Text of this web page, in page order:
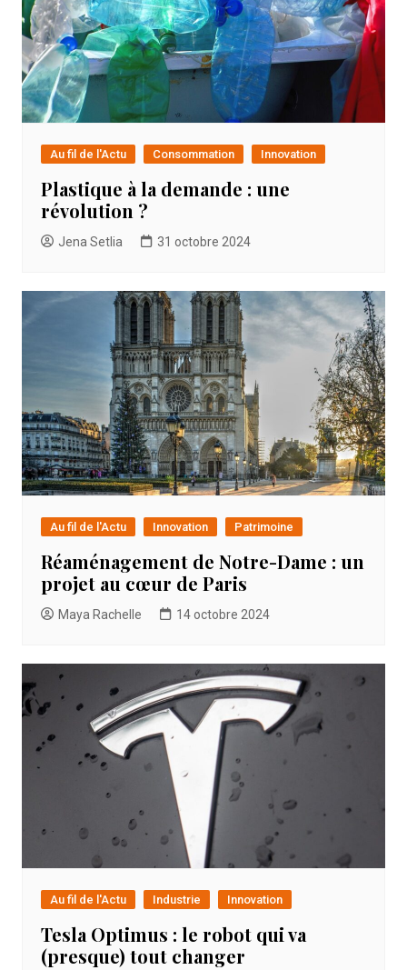
Au fil de l'Actu Consommation Innovation
Plastique à la demande : une
révolution ?
Jena Setlia 31 octobre 2024
Au fil de l'Actu Innovation Patrimoine
Réaménagement de Notre-Dame : un
projet au cœur de Paris
Maya Rachelle 14 octobre 2024
Au fil de l'Actu Industrie Innovation
Tesla Optimus : le robot qui va
(presque) tout changer